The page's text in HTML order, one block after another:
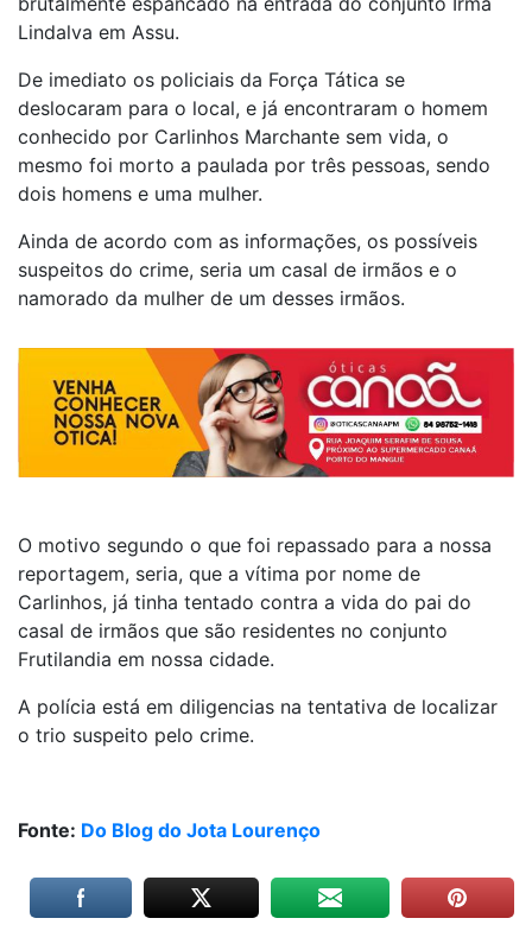
Lindalva em Assu.
De imediato os policiais da Força Tática se
deslocaram para o local, e já encontraram o homem
conhecido por Carlinhos Marchante sem vida, o
mesmo foi morto a paulada por três pessoas, sendo
dois homens e uma mulher.
Ainda de acordo com as informações, os possíveis
suspeitos do crime, seria um casal de irmãos e o
namorado da mulher de um desses irmãos.
O motivo segundo o que foi repassado para a nossa
reportagem, seria, que a vítima por nome de
Carlinhos, já tinha tentado contra a vida do pai do
casal de irmãos que são residentes no conjunto
Frutilandia em nossa cidade.
A polícia está em diligencias na tentativa de localizar
o trio suspeito pelo crime.
Fonte: Do Blog do Jota Lourenço